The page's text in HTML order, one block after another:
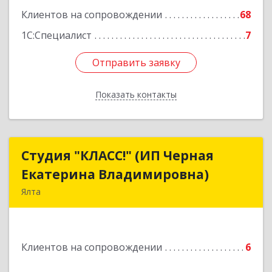
Клиентов на сопровождении
68
1С:Специалист
7
Отправить заявку
Показать контакты
Подробнее
Отправить заявку
Назад
Студия "КЛАСС!" (ИП Черная
Екатерина Владимировна)
Ялта
Клиентов на сопровождении 6
Студия "КЛАСС!" (ИП Черная
Екатерина Владимировна)